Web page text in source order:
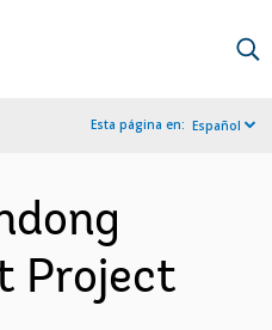
Esta página en: Español
Project